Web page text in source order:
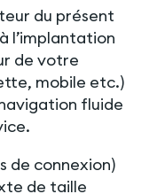
du présent
l’implantation
de votre
mobile etc.)
fluide
de connexion)
de taille